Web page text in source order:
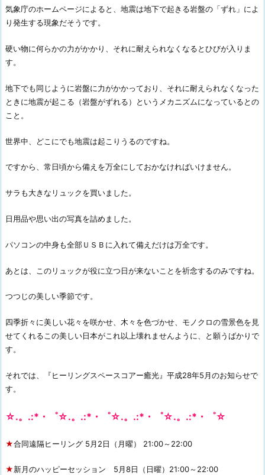
気象庁のホームページによると、地震は地下で起きる岩盤の「ずれ」によ
り発生する現象だそうです。
硬い物に何らかの力がかかり、それに耐えられなくなるとひびが入りま
す。
地下でも同じように岩盤に力がかかっており、それに耐えられなくなった
ときに地震が起こる（岩盤がずれる）というメカニズムになっているとの
こと。
世界中、どこにでも地震は起こりうるのですね。
ですから、常日頃から備えを万全にしておかなければいけません。
サラも大きなリュックを買いました。
日用品や思い出の写真を詰めました。
パソコンの中身も全部ＵＳＢに入れて備えだけは万全です。
あとは、このリュックが役に立つ日が来ないことを祈念するのみですね。
つつじの美しい季節です。
四季折々に美しい花々を咲かせ、木々を色づかせ、モノクロの雪景色を見
せてくれるこの美しい日本がこれ以上壊れませんように、と願うばかりで
す。
それでは、『ヒーリングスペースコアー癒光』平成28年5月のお知らせで
す。
☆.。.:*・゜☆.。.:*・゜☆.。.:*・゜☆.。.:*・゜☆
★合同遠隔ヒーリング 5月2日（月曜） 21:00～22:00
★新月のハッピーセッション 5月8日（日曜）21:00～22:00